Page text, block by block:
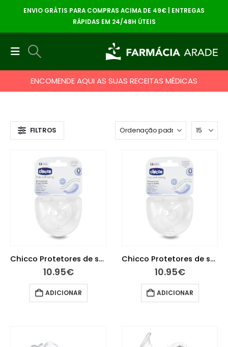
ENVIO GRÁTIS PARA COMPRAS ACIMA DE 49€ | ENTREGAS
RÁPIDAS EM 24/48H ÚTEIS
ENCOMENDE AQUI AS SUAS RECEITAS MÉDICAS
FILTROS
Chicco Protetores de seios em silicone tamanho M-L 2 unidades
10.95€
ADICIONAR
Chicco Protetores de seios em silicone tamanho S-M 2 unidades
10.95€
ADICIONAR